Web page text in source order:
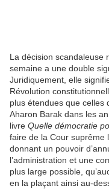
La décision scandaleuse
semaine a une double
Juridiquement, elle
Révolution
plus étendues que celles
Aharon Barak dans les
livre Quelle démocratie
faire de la Cour suprême
donnant un pouvoir
l’administration et une
plus large possible,
en la plaçant ainsi au-